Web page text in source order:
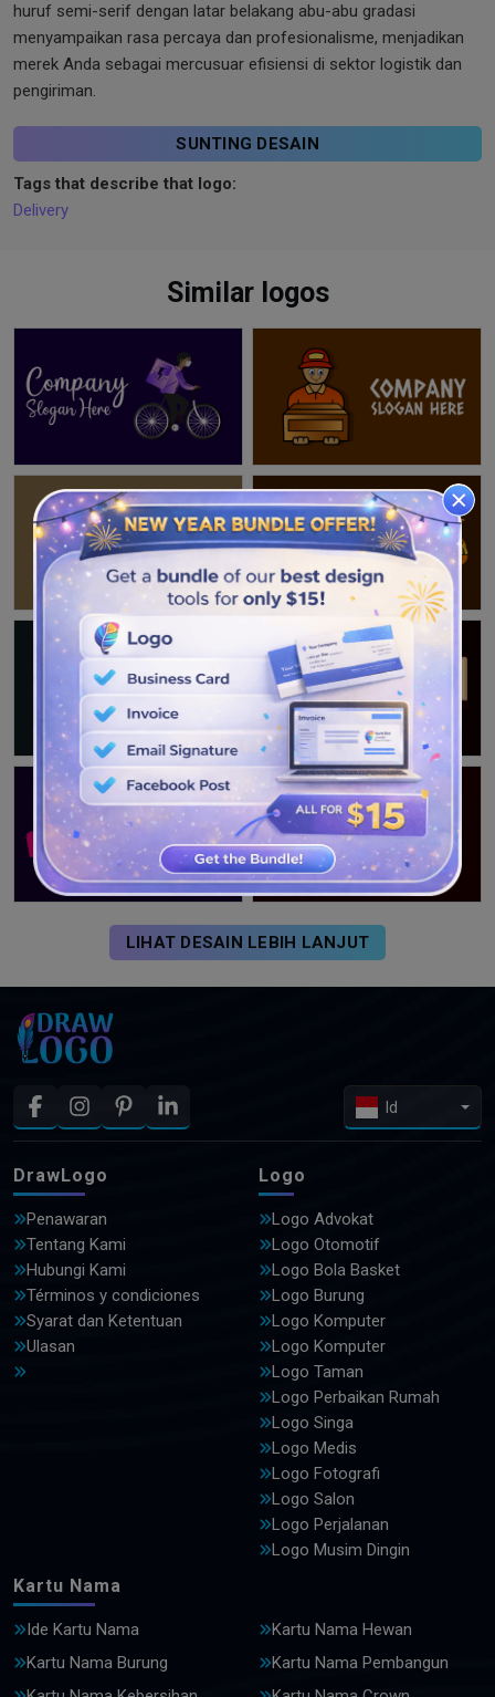
huruf semi-serif dengan latar belakang abu-abu gradasi
menyampaikan rasa percaya dan profesionalisme, menjadikan
merek Anda sebagai mercusuar efisiensi di sektor logistik dan
pengiriman.
SUNTING DESAIN
Tags that describe that logo:
Delivery
Similar logos
LIHAT DESAIN LEBIH LANJUT
Id
DrawLogo
Penawaran
Tentang Kami
Hubungi Kami
Términos y condiciones
Syarat dan Ketentuan
Ulasan
Logo
Logo Advokat
Logo Otomotif
Logo Bola Basket
Logo Burung
Logo Komputer
Logo Komputer
Logo Taman
Logo Perbaikan Rumah
Logo Singa
Logo Medis
Logo Fotografi
Logo Salon
Logo Perjalanan
Logo Musim Dingin
Kartu Nama
Ide Kartu Nama
Kartu Nama Hewan
Kartu Nama Burung
Kartu Nama Pembangun